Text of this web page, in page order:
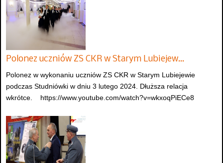
Polonez uczniów ZS CKR w Starym Lubiejew…
Polonez w wykonaniu uczniów ZS CKR w Starym Lubiejewie
podczas Studniówki w dniu 3 lutego 2024. Dłuższa relacja
wkrótce. https://www.youtube.com/watch?v=wkxoqPiECe8